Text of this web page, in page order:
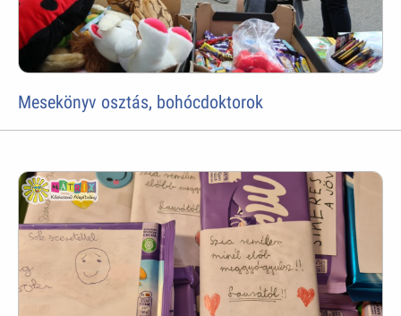
Mesekönyv osztás, bohócdoktorok